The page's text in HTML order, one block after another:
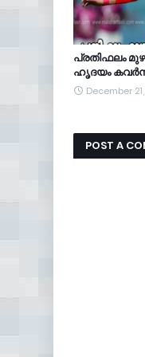
പ്രതിഫലം
ഹൃദയം
December
POST A